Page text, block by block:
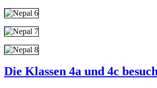
Die Klassen 4a und 4c